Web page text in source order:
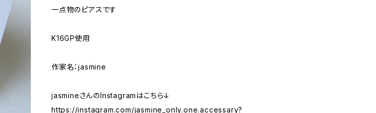
一点物のピアスです
K16GP使用
作家名：jasmine
jasmineさんのInstagramはこちら↓
https://instagram.com/jasmine_only.one.accessary?